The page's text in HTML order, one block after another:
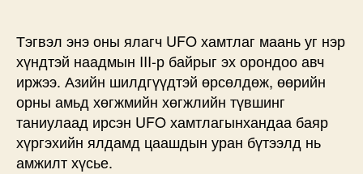
Тэгвэл энэ оны ялагч UFO хамтлаг маань уг нэр
хүндтэй наадмын III-р байрыг эх орондоо авч
иржээ. Азийн шилдгүүдтэй өрсөлдөж, өөрийн
орны амьд хөгжмийн хөгжлийн түвшинг
таниулаад ирсэн UFO хамтлагынхандаа баяр
хүргэхийн ялдамд цаашдын уран бүтээлд нь
амжилт хүсье.